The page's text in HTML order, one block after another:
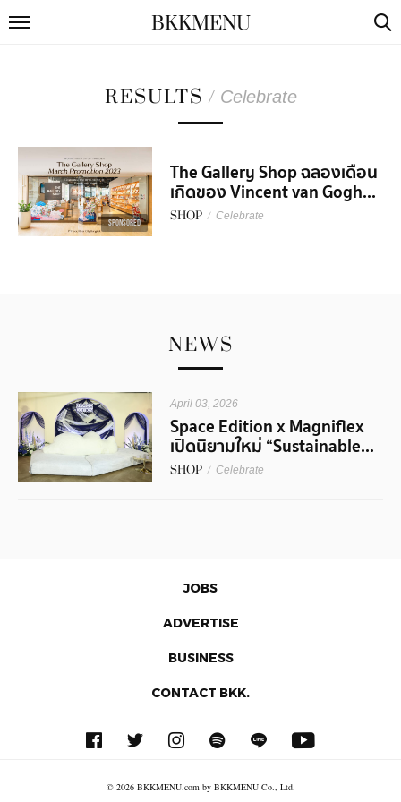
BKKMENU
RESULTS / Celebrate
SPONSORED
The Gallery Shop ฉลองเดือน
เกิดของ Vincent van Gogh...
SHOP / Celebrate
NEWS
April 03, 2026
Space Edition x Magniflex
เปิดนิยามใหม่ “Sustainable...
SHOP / Celebrate
JOBS
ADVERTISE
BUSINESS
CONTACT BKK.
© 2026 BKKMENU.com by BKKMENU Co., Ltd.